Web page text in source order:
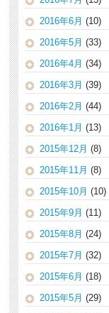
2016年6月 (10)
2016年5月 (33)
2016年4月 (34)
2016年3月 (39)
2016年2月 (44)
2016年1月 (13)
2015年12月 (8)
2015年11月 (8)
2015年10月 (10)
2015年9月 (11)
2015年8月 (24)
2015年7月 (32)
2015年6月 (18)
2015年5月 (29)